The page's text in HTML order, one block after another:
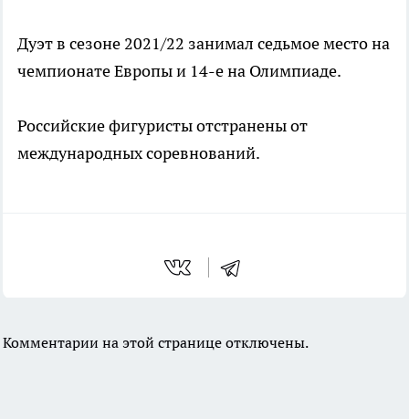
Дуэт в сезоне 2021/22 занимал седьмое место на
чемпионате Европы и 14-е на Олимпиаде.
Российские фигуристы отстранены от
международных соревнований.
Комментарии на этой странице отключены.